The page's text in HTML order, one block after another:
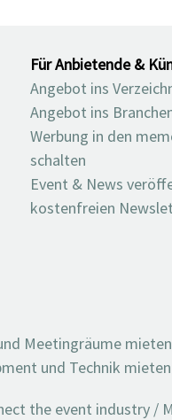
Für Anbietende &
Angebot ins
Angebot ins
Werbung in den
schalten
Event & News
kostenfreien
Meetingräume mieten
und Technik mieten
the event industry /